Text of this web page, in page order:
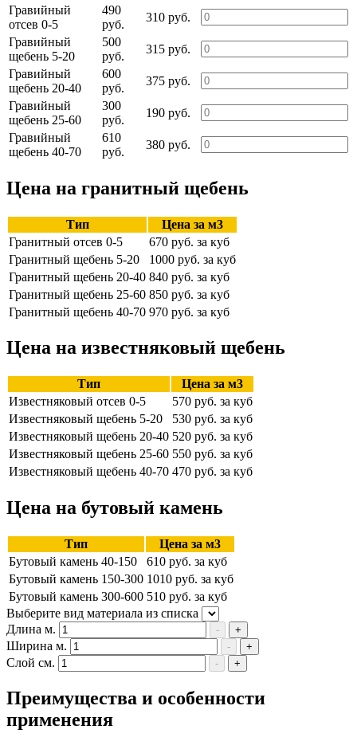
Гравийный
отсев 0-5
490
руб.
310 руб.
Гравийный
щебень 5-20
500
руб.
315 руб.
Гравийный
щебень 20-40
600
руб.
375 руб.
Гравийный
щебень 25-60
300
руб.
190 руб.
Гравийный
щебень 40-70
610
руб.
380 руб.
Цена на гранитный щебень
Тип
Цена за м3
Гранитный отсев 0-5
670 руб. за куб
Гранитный щебень 5-20
1000 руб. за куб
Гранитный щебень 20-40 840 руб. за куб
Гранитный щебень 25-60 850 руб. за куб
Гранитный щебень 40-70 970 руб. за куб
Цена на известняковый щебень
Тип
Цена за м3
Известняковый отсев 0-5
570 руб. за куб
Известняковый щебень 5-20
530 руб. за куб
Известняковый щебень 20-40 520 руб. за куб
Известняковый щебень 25-60 550 руб. за куб
Известняковый щебень 40-70 470 руб. за куб
Цена на бутовый камень
Тип
Цена за м3
Бутовый камень 40-150
610 руб. за куб
Бутовый камень 150-300 1010 руб. за куб
Бутовый камень 300-600 510 руб. за куб
Выберите вид материала из списка
Длина м.
- +
Ширина м. - +
Слой см. - +
Преимущества и особенности
применения